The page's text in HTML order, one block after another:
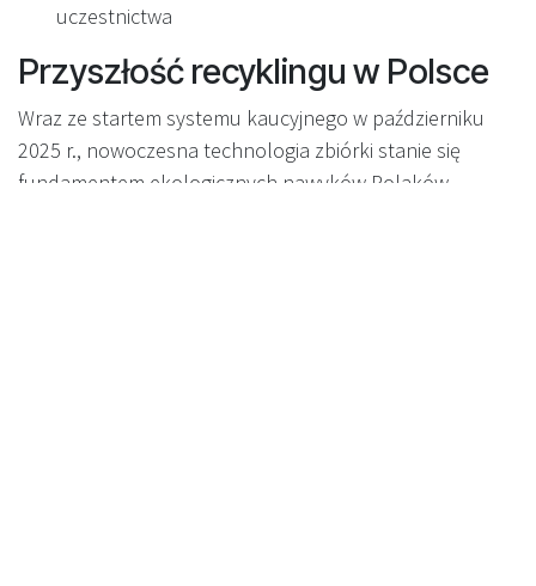
uczestnictwa
Przyszłość recyklingu w Polsce
Wraz ze startem systemu kaucyjnego w październiku
2025 r., nowoczesna technologia zbiórki stanie się
fundamentem ekologicznych nawyków Polaków.